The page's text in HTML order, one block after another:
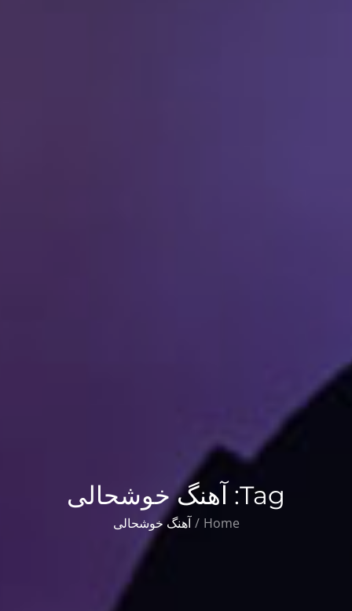
Tag: آهنگ خوشحالی
Home آهنگ خوشحالی